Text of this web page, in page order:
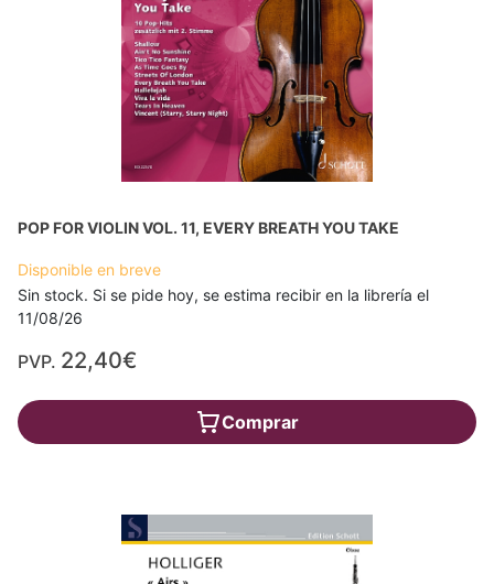
POP FOR VIOLIN VOL. 11, EVERY BREATH YOU TAKE
Disponible en breve
Sin stock. Si se pide hoy, se estima recibir en la librería el
11/08/26
PVP. 22,40€
Comprar